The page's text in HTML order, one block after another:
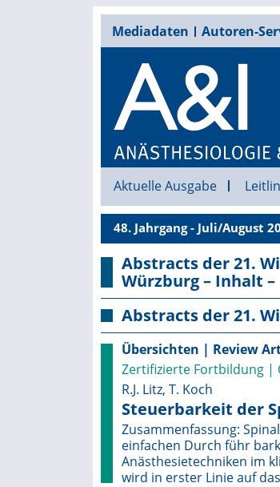
Mediadaten Autoren-
Aktuelle Ausgabe
48. Jahrgang - Juli/August
Abstracts der 21.
Würzburg – Inhalt –
Abstracts der 21.
Übersichten | Review
Zertifizierte Fortbildung |
R.J. Litz, T. Koch
Steuerbarkeit der
Zusammenfassung:
einfachen Durch führ
Anästhesietechniken im
wird in erster Linie auf